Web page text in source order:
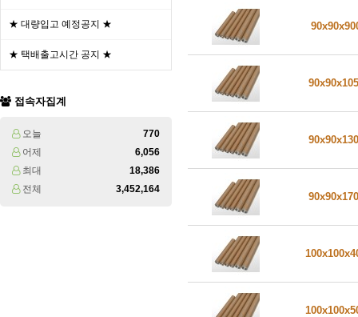
★ 대량입고 예정공지 ★
★ 택배출고시간 공지 ★
접속자집계
오늘
770
어제
6,056
최대
18,386
전체
3,452,164